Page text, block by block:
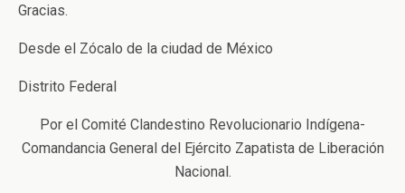
Gracias.
Desde el Zócalo de la ciudad de México
Distrito Federal
Por el Comité Clandestino Revolucionario Indígena-
Comandancia General del Ejército Zapatista de Liberación
Nacional.